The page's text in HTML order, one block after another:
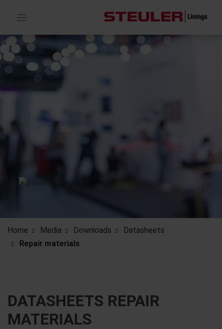
Home Media Downloads
Datasheets
Repair materials
DATASHEETS REPAIR
MATERIALS